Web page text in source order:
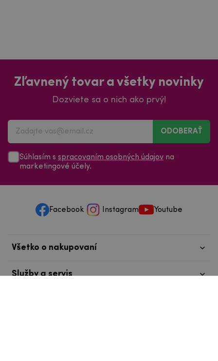
Zľavnený tovar a všetky novinky
Dozviete sa o nich ako prvý!
ODOBERAŤ
Súhlasím s spracovaním osobných údajov na
marketingové účely.
Facebook Instagram Youtube
Všetko o nakupovaní
Služby a servis